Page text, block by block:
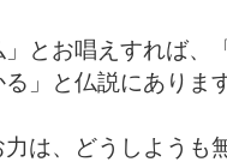
とお唱えすれば、
」と仏説にありま
は、どうしようも